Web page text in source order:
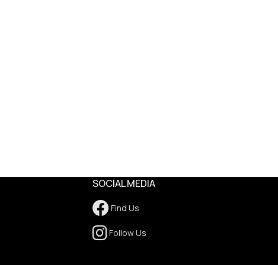
SOCIAL MEDIA
Find Us
Follow Us